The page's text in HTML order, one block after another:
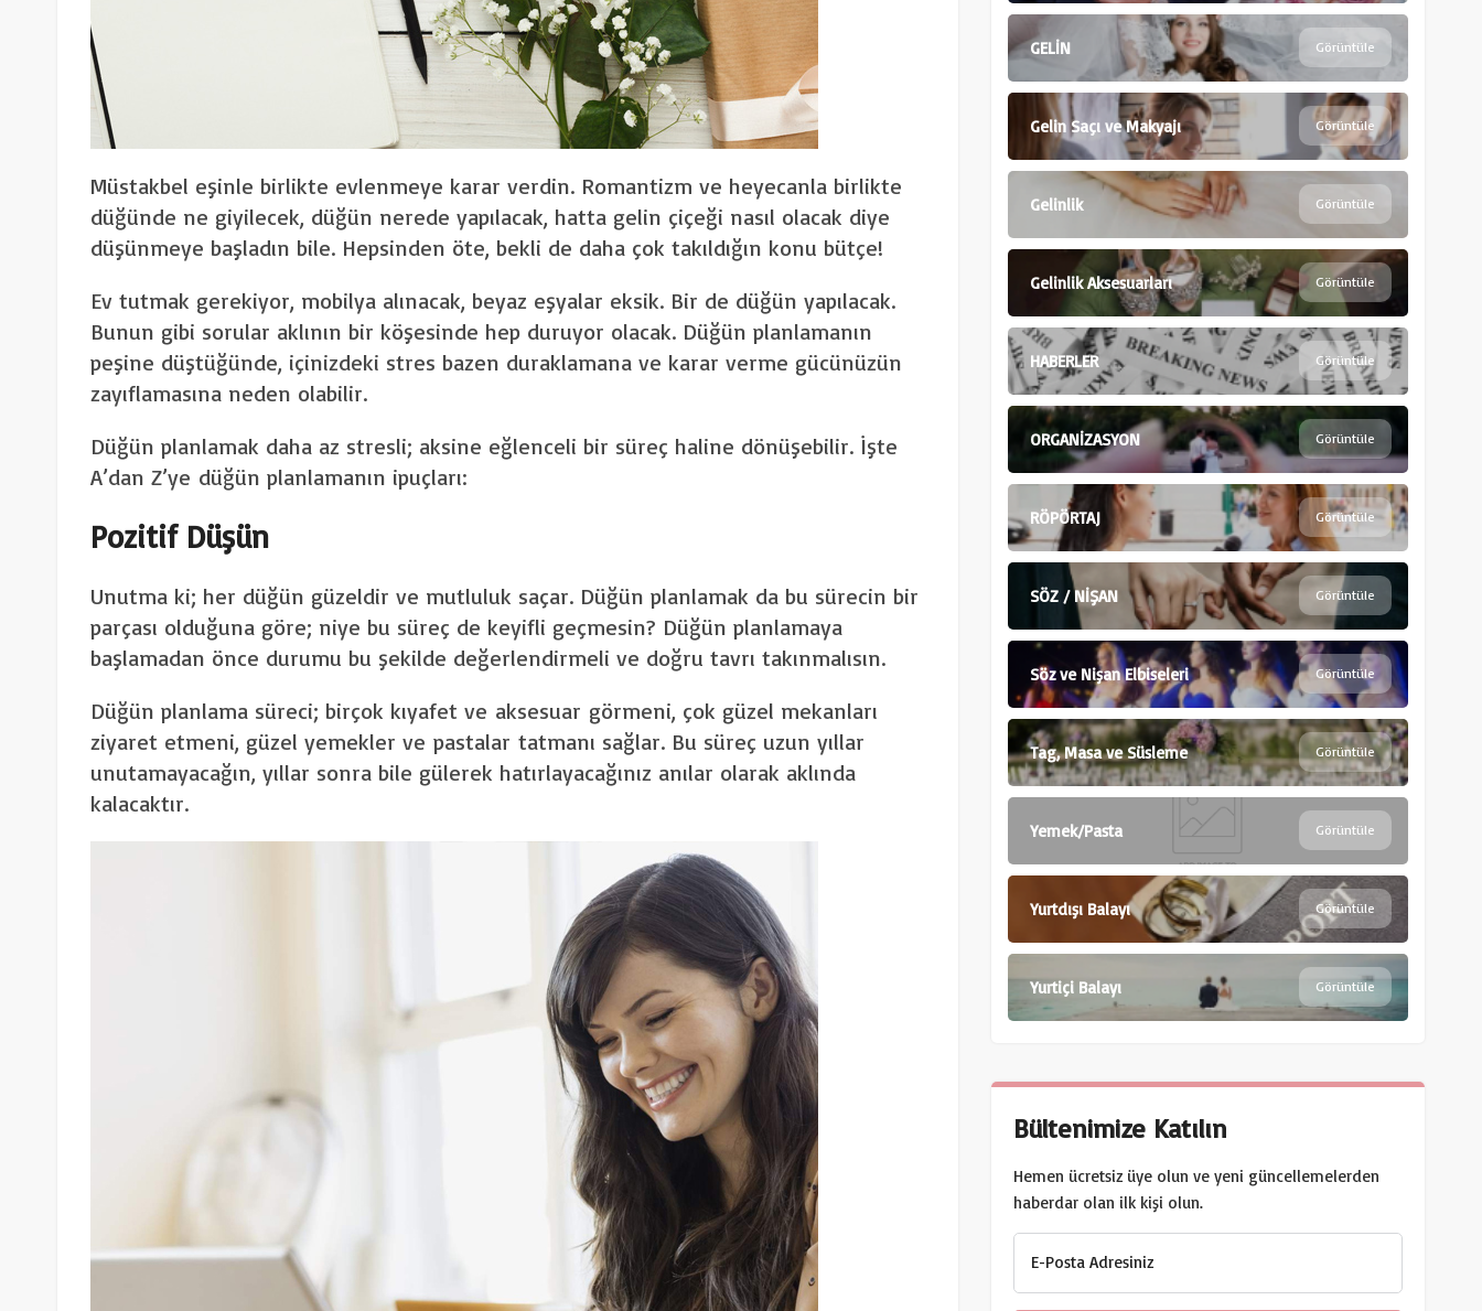
Müstakbel eşinle birlikte evlenmeye karar verdin. Romantizm ve heyecanla birlikte
düğünde ne giyilecek, düğün nerede yapılacak, hatta gelin çiçeği nasıl olacak diye
düşünmeye başladın bile. Hepsinden öte, bekli de daha çok takıldığın konu bütçe!
Ev tutmak gerekiyor, mobilya alınacak, beyaz eşyalar eksik. Bir de düğün yapılacak.
Bunun gibi sorular aklının bir köşesinde hep duruyor olacak. Düğün planlamanın
peşine düştüğünde, içinizdeki stres bazen duraklamana ve karar verme gücünüzün
zayıflamasına neden olabilir.
Düğün planlamak daha az stresli; aksine eğlenceli bir süreç haline dönüşebilir. İşte
A’dan Z’ye düğün planlamanın ipuçları:
Pozitif Düşün
Unutma ki; her düğün güzeldir ve mutluluk saçar. Düğün planlamak da bu sürecin bir
parçası olduğuna göre; niye bu süreç de keyifli geçmesin? Düğün planlamaya
başlamadan önce durumu bu şekilde değerlendirmeli ve doğru tavrı takınmalısın.
Düğün planlama süreci; birçok kıyafet ve aksesuar görmeni, çok güzel mekanları
ziyaret etmeni, güzel yemekler ve pastalar tatmanı sağlar. Bu süreç uzun yıllar
unutamayacağın, yıllar sonra bile gülerek hatırlayacağınız anılar olarak aklında
kalacaktır.
GELİN Görüntüle
Gelin Saçı ve Makyajı Görüntüle
Gelinlik Görüntüle
Gelinlik Aksesuarları Görüntüle
HABERLER Görüntüle
ORGANİZASYON Görüntüle
RÖPÖRTAJ Görüntüle
SÖZ / NİŞAN Görüntüle
Söz ve Nişan Elbiseleri Görüntüle
Tag, Masa ve Süsleme Görüntüle
Yemek/Pasta Görüntüle
Yurtdışı Balayı Görüntüle
Yurtiçi Balayı Görüntüle
Bültenimize Katılın
Hemen ücretsiz üye olun ve yeni güncellemelerden
haberdar olan ilk kişi olun.
E-Posta Adresiniz